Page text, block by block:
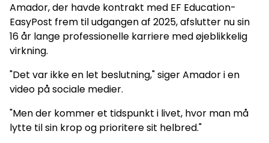
Amador, der havde kontrakt med EF Education-
EasyPost frem til udgangen af 2025, afslutter nu sin
16 år lange professionelle karriere med øjeblikkelig
virkning.
"Det var ikke en let beslutning," siger Amador i en
video på sociale medier.
"Men der kommer et tidspunkt i livet, hvor man må
lytte til sin krop og prioritere sit helbred."